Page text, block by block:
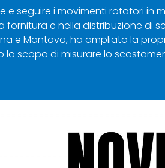
e seguire i movimenti rotatori
fornitura e nella distribuzione di
e Mantova, ha ampliato la
lo scopo di misurare lo